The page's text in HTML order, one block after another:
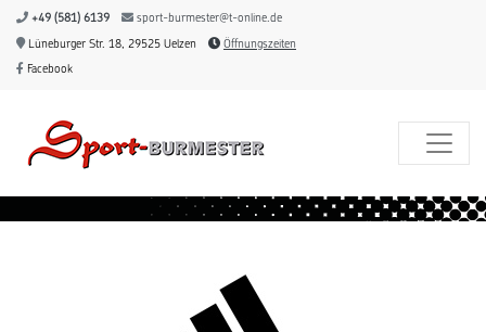
+49 (581) 6139 sport-burmester@t-online.de
Lüneburger Str. 18, 29525 Uelzen Öffnungszeiten
Facebook